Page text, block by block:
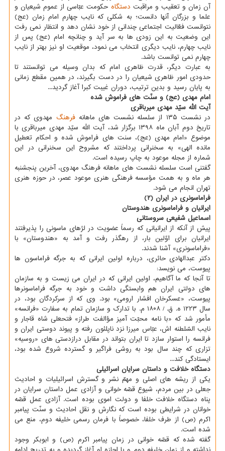
آن زمان و تعقیب و مراقبت دستگاه حكومت عبّاسی از عموم شیعیان و
علما و بزرگان آنها دانست؛ به شكلی كه نایب چهارم امام زمان (عج)
نتوانست فعّالیت اجتماعی چندانی از خود نشان دهد و انتظار نمی رفت
این وضعیت به این زودی ها به سر آید و چنانچه امام (عج) پس از
نایب چهارم، نایب دیگری انتخاب می نمود، موقعیت او نیز بهتر از نایب
چهارم نمی توانست باشد.
به عبارت دیگر، قدرت ظاهری امام كه بدان وسیله می توانستند تا
حدودی امور ظاهری شیعیان را در دست بگیرند، در همین مقطع زمانی
به پایان رسید و بدین ترتیب، دوران غیبت كبرا آغاز گردید...
امام مهدی (عج) و سنّت های فراموش شده
آیت الله سیّد مهدی میرباقری
در نشست ۱۳۵ از سلسله نشست های ماهانه
فرهنگ مهدوی كه در
تاریخ دوم آبان ماه ۱۳۹۸ برگزار شد، آیت الله سیّد مهدی میرباقری با
موضوع «امام مهدی (عج)، سنت های فراموش شده و احكام تعطیل
مانده الهی» به سخنرانی پرداختند كه مشروح این سخنرانی در این
شماره از مجله موعود به چاپ رسیده است.
گفتنی است سلسله نشست های ماهانه فرهنگ مهدوی، آخرین پنجشنبه
هر ماه و به همت مؤسسه فرهنگی هنری موعود عصر، در حوزه هنری
تهران انجام می شود.
فراماسونری در ایران (۲)
ایرانیان و فراماسونری هندوستان
اسماعیل شفیعی سروستانی
پیش از آنكه از ایرانیانی كه رسماً عضویت در لژهای ماسونی را پذیرفتند
ایرانیان برای اوّلین بار، از رهگذر رفت و آمد به «هندوستان» با
«فراماسونری» آشنا شدند.
دكتر عبدالهادی حائری، درباره اولین ایرانی كه به جرگه فراماسون ها
پیوست، می نویسد:
تا آنجا كه ما آگاهیم، اولین ایرانی كه در ایران می زیست و به سازمان
های دولتی ایران هم وابستگی داشت و خود به جرگه فراماسونرها
پیوست، «عسكرخان افشار ارومی» بود. وی كه از سركردگان بود، در
سال ۱۲۲۳ ه. ق. / ۱۸۰۸ م. با تدارك و سازمان تمام به سفارت «فرانسه»
مأمور شد كه «با نامه محبّت آمیز مؤالفت طراز» فتحعلی شاه قاجار و
نایب السّلطنه اش، عبّاس میرزا نزد ناپلئون رفته و پیوند دوستی ایران و
فرانسه را استوار سازد تا ایران بتواند در مقابل درازدستی های «روسیه»
تزاری كه چند سال بود به روشی فراگیر و گسترده شروع شده بود،
ایستادگی كند...
دستگاه خلافت و داستان سرایان اسرائیلی
یكی از ریشه های اصلی و مهمّ نشر و گسترش اسرائیلیات و احادیث
جعلی در بین مردم، شیوع قصّه خوانی و آزادی عمل داستان سرایان در
پناه دستگاه خلافت خلفا و دولت اموی بوده است. آزادی عمل قصّه
خوانان در شرایطی بوده است كه نگارش و نقل احادیث و سنّت پیامبر
اكرم (ص) از طرف خلفا، خصوصاً با فرمان رسمی خلیفه دوم، منع می
شده است.
گفته شده كه قصّه خوانی در زمان پیامبر اكرم (ص) و ابوبكر وجود